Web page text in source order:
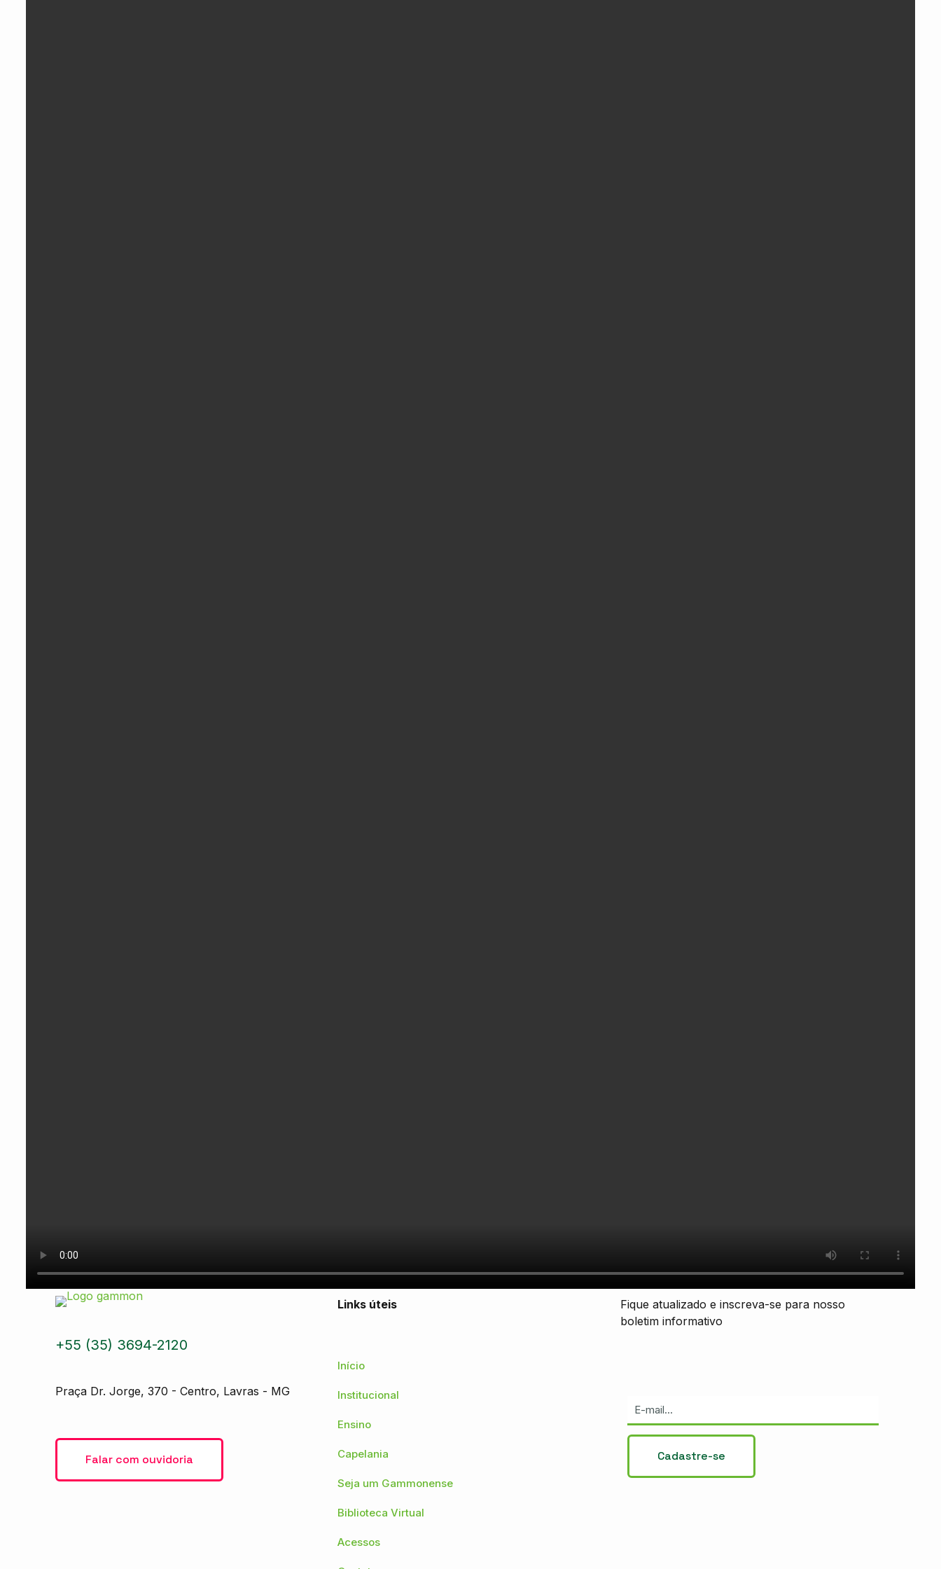
+55 (35) 3694-2120
Praça Dr. Jorge, 370 - Centro, Lavras - MG
Falar com ouvidoria
Links úteis
Início
Institucional
Ensino
Capelania
Seja um Gammonense
Biblioteca Virtual
Acessos
Fique atualizado e inscreva-se para nosso
boletim informativo